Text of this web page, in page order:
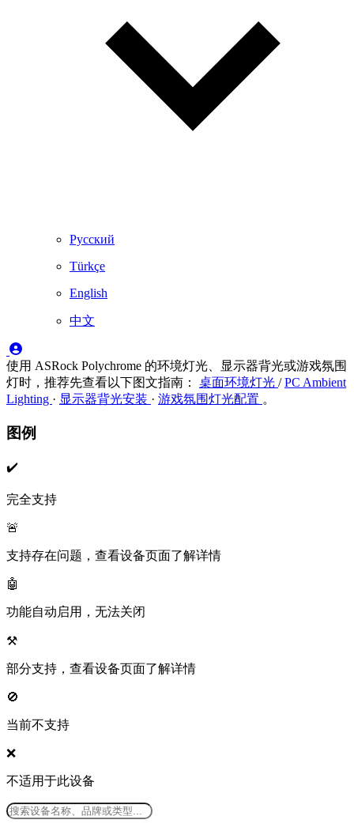
Русский
Türkçe
English
中文
使用 ASRock Polychrome 的环境灯光、显示器背光或游戏氛围
灯时，推荐先查看以下图文指南： 桌面环境灯光 /PC Ambient
Lighting · 显示器背光安装 · 游戏氛围灯光配置 。
图例
✔️
完全支持
🚨
支持存在问题，查看设备页面了解详情
🤖
功能自动启用，无法关闭
⚒️
部分支持，查看设备页面了解详情
🚫
当前不支持
❌
不适用于此设备